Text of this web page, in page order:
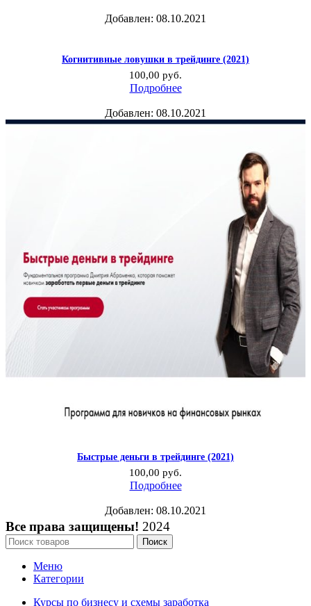
Добавлен: 08.10.2021
Когнитивные ловушки в трейдинге (2021)
100,00 руб.
Подробнее
Добавлен: 08.10.2021
Быстрые деньги в трейдинге (2021)
100,00 руб.
Подробнее
Добавлен: 08.10.2021
Все права защищены! 2024
Поиск
Меню
Категории
Курсы по бизнесу и схемы заработка